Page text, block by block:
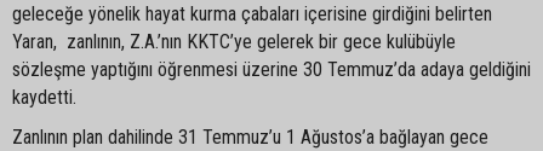
geleceğe yönelik hayat kurma çabaları içerisine girdiğini belirten
Yaran, zanlının, Z.A.’nın KKTC’ye gelerek bir gece kulübüyle
sözleşme yaptığını öğrenmesi üzerine 30 Temmuz’da adaya geldiğini
kaydetti.
Zanlının plan dahilinde 31 Temmuz’u 1 Ağustos’a bağlayan gece